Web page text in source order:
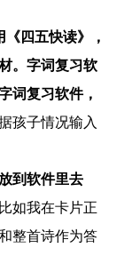
四五快读》，
。字词复习软
词复习软件，
孩子情况输入
到软件里去
比如我在卡片正
整首诗作为答